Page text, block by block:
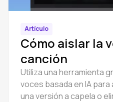
Artículo
Cómo aislar la
canción
Utiliza una herramienta
voces basada en IA
una versión a capela o